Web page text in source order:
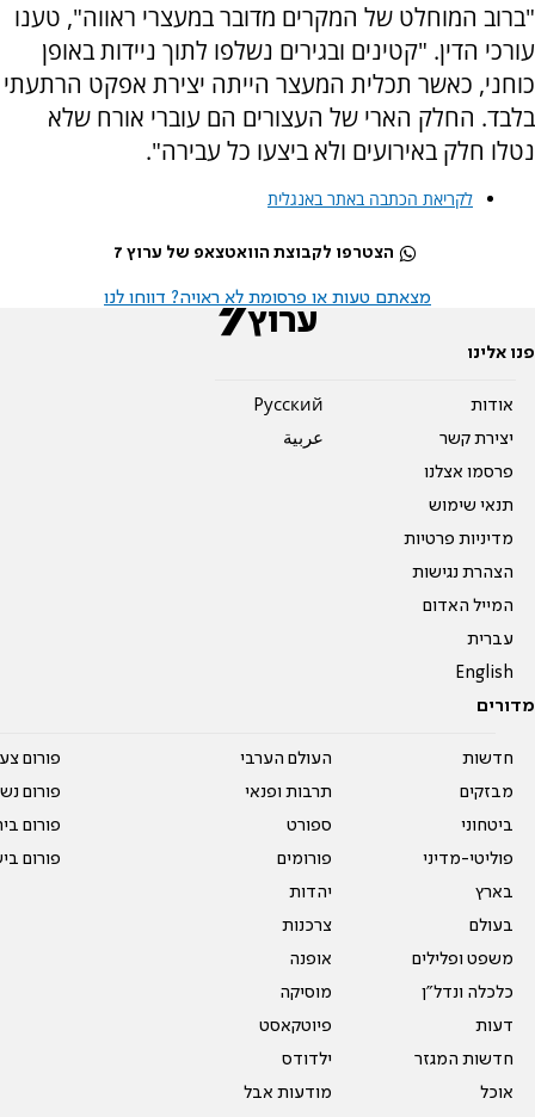
"ברוב המוחלט של המקרים מדובר במעצרי ראווה", טענו
עורכי הדין. "קטינים ובגירים נשלפו לתוך ניידות באופן
כוחני, כאשר תכלית המעצר הייתה יצירת אפקט הרתעתי
בלבד. החלק הארי של העצורים הם עוברי אורח שלא
נטלו חלק באירועים ולא ביצעו כל עבירה".
לקריאת הכתבה באתר באנגלית
הצטרפו לקבוצת הוואטצאפ של ערוץ 7
מצאתם טעות או פרסומת לא ראויה? דווחו לנו
פנו אלינו
אודות
יצירת קשר
פרסמו אצלנו
תנאי שימוש
מדיניות פרטיות
הצהרת נגישות
המייל האדום
עברית
English
Pусский
عربية
מדורים
חדשות
מבזקים
ביטחוני
פוליטי-מדיני
בארץ
בעולם
משפט ופלילים
כלכלה ונדל"ן
דעות
חדשות המגזר
אוכל
העולם הערבי
תרבות ופנאי
ספורט
פורומים
יהדות
צרכנות
אופנה
מוסיקה
פיוטקאסט
ילדודס
מודעות אבל
פורום
פורום
פורום
פורום